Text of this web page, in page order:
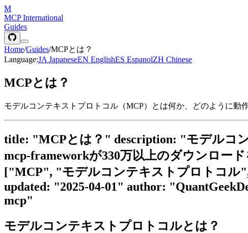
M
MCP International
Guides
Home/Guides/MCPとは？
Language:JA JapaneseEN EnglishES EspanolZH Chinese
MCPとは？
モデルコンテキストプロトコル（MCP）とは何か、どのように動
title: "MCPとは？" description: "モデルコ
mcp-frameworkが330万以上のダウンロー
["MCP", "モデルコンテキストプロトコル
updated: "2025-04-01" author:
mcp"
モデルコンテキストプロトコルとは？